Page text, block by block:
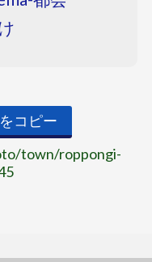
コピー
town/roppongi-